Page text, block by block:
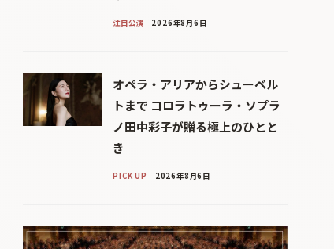
注目公演 2026年8月6日
オペラ・アリアからシューベル
トまで コロラトゥーラ・ソプラ
ノ田中彩子が贈る極上のひとと
き
PICK UP 2026年8月6日